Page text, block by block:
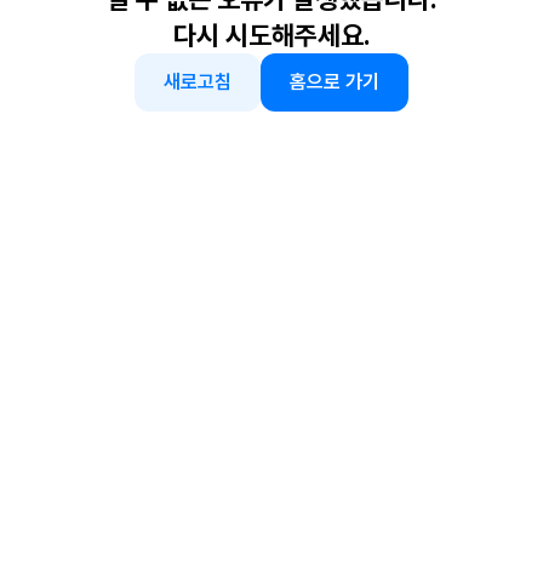
다시 시도해주세요.
새로고침 홈으로 가기